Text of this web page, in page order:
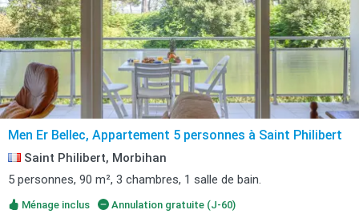
Men Er Bellec, Appartement 5 personnes à Saint Philibert
Saint Philibert, Morbihan
5 personnes, 90 m², 3 chambres, 1 salle de bain.
Ménage inclus Annulation gratuite (J-60)